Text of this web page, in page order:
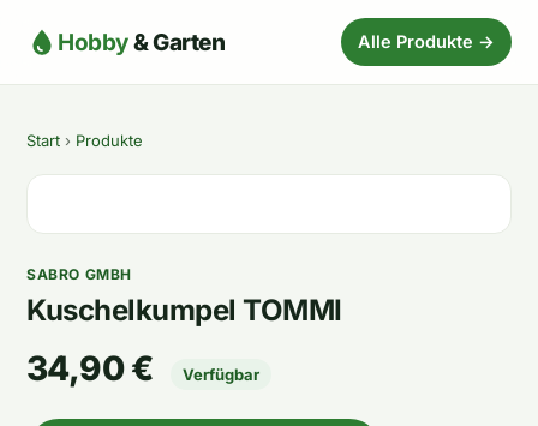
Hobby& Garten Alle Produkte →
Start › Produkte
SABRO GMBH
Kuschelkumpel TOMMI
34,90 € Verfügbar